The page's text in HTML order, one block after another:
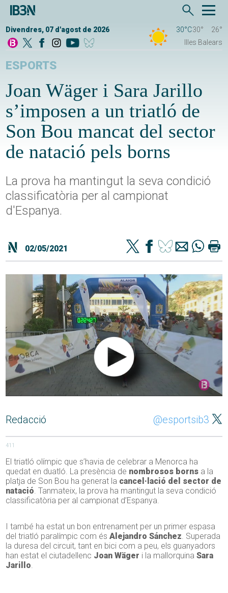
Divendres, 07 d'agost de 2026 30°C30°
26°
Illes Balears
ESPORTS
Joan Wäger i Sara Jarillo
s’imposen a un triatló de
Son Bou mancat del sector
de natació pels borns
La prova ha mantingut la seva condició
classificatòria per al campionat
d'Espanya.
02/05/2021
Redacció @esportsib3
411
El triatló olímpic que s’havia de celebrar a Menorca ha
quedat en duatló. La presència de nombrosos borns a la
platja de Son Bou ha generat la cancel·lació del sector de
natació. Tanmateix, la prova ha mantingut la seva condició
classificatòria per al campionat d’Espanya.
I també ha estat un bon entrenament per un primer espasa
del triatló paralímpic com ésAlejandro Sánchez. Superada
la duresa del circuit, tant en bici com a peu, els guanyadors
han estat el ciutadellenc Joan Wäger i la mallorquinaSara
Jarillo.